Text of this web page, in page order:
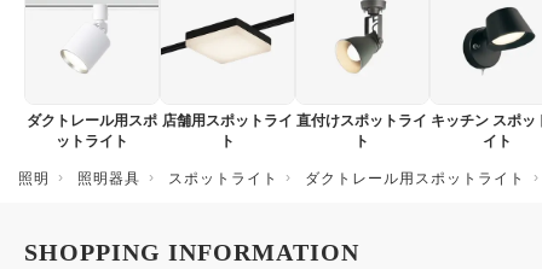
ダクトレール用スポ
ットライト
店舗用スポットライ
ト
直付けスポットライ
ト
キッチン スポッ
イト
照明 照明器具 スポットライト ダクトレール用スポットライト
SHOPPING INFORMATION